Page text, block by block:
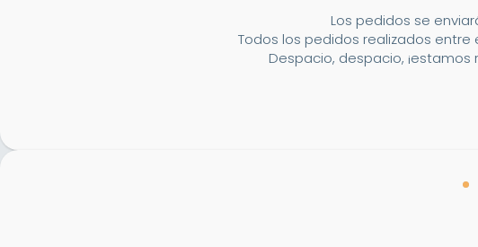
Los pedidos se
Todos los pedidos realizados
Despacio, despacio,